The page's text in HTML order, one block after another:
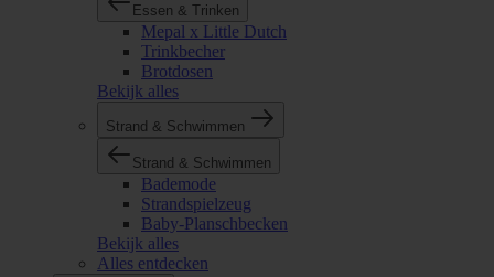
Essen & Trinken
Mepal x Little Dutch
Trinkbecher
Brotdosen
Bekijk alles
Strand & Schwimmen
Strand & Schwimmen
Bademode
Strandspielzeug
Baby-Planschbecken
Bekijk alles
Alles entdecken